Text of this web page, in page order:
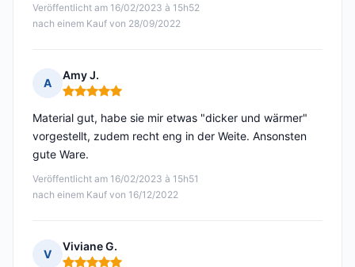
Veröffentlicht am 16/02/2023 à 15h52
nach einem Kauf von 28/09/2022
A
Amy J.
Hinweis: 5 von 5
Veröffentlicht am 16/02/2023 à 15h51
nach einem Kauf von 16/12/2022
Material gut, habe sie mir etwas "dicker und wärmer"
vorgestellt, zudem recht eng in der Weite. Ansonsten
gute Ware.
V
Viviane G.